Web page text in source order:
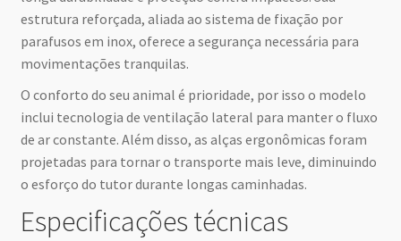
estrutura reforçada, aliada ao sistema de fixação por
parafusos em inox, oferece a segurança necessária para
movimentações tranquilas.
O conforto do seu animal é prioridade, por isso o modelo
inclui tecnologia de ventilação lateral para manter o fluxo
de ar constante. Além disso, as alças ergonômicas foram
projetadas para tornar o transporte mais leve, diminuindo
o esforço do tutor durante longas caminhadas.
Especificações técnicas